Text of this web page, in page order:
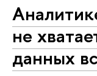
не
данных